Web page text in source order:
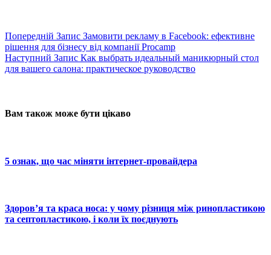
Попередній Запис Замовити рекламу в Facebook: ефективне
рішення для бізнесу від компанії Procamp
Наступний Запис Как выбрать идеальный маникюрный стол
для вашего салона: практическое руководство
Вам також може бути цікаво
5 ознак, що час міняти інтернет-провайдера
Здоров’я та краса носа: у чому різниця між ринопластикою
та септопластикою, і коли їх поєднують